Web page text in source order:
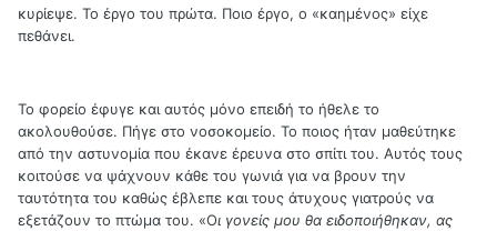
κυρίεψε. Το έργο του πρώτα. Ποιο έργο, ο «καημένος» είχε
πεθάνει.
Το φορείο έφυγε και αυτός μόνο επειδή το ήθελε το
ακολουθούσε. Πήγε στο νοσοκομείο. Το ποιος ήταν μαθεύτηκε
από την αστυνομία που έκανε έρευνα στο σπίτι του. Αυτός τους
κοιτούσε να ψάχνουν κάθε του γωνιά για να βρουν την
ταυτότητα του καθώς έβλεπε και τους άτυχους γιατρούς να
εξετάζουν το πτώμα του. «Οι γονείς μου θα ειδοποιήθηκαν, ας